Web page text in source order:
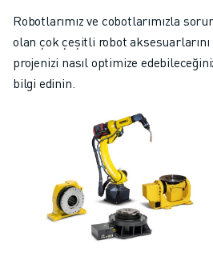
Robotlarımız ve cobotlarımızla
olan çok çeşitli robot
projenizi nasıl optimize
bilgi edinin.